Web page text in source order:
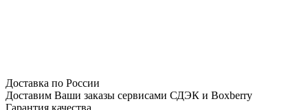
Доставка по России
Доставим Ваши заказы сервисами СДЭК и Boxberry
Гарантия качества